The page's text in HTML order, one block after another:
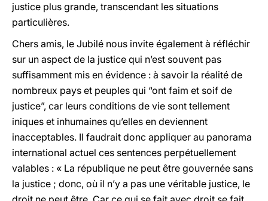
justice plus grande, transcendant les situations
particulières.
Chers amis, le Jubilé nous invite également à réfléchir
sur un aspect de la justice qui n’est souvent pas
suffisamment mis en évidence : à savoir la réalité de
nombreux pays et peuples qui “ont faim et soif de
justice”, car leurs conditions de vie sont tellement
iniques et inhumaines qu’elles en deviennent
inacceptables. Il faudrait donc appliquer au panorama
international actuel ces sentences perpétuellement
valables : « La république ne peut être gouvernée sans
la justice ; donc, où il n’y a pas une véritable justice, le